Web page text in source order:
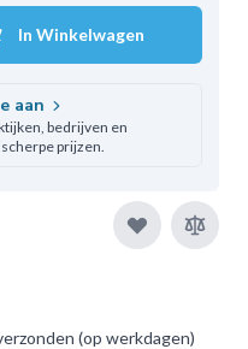
In Winkelwagen
aan
bedrijven en
prijzen.
(op werkdagen)